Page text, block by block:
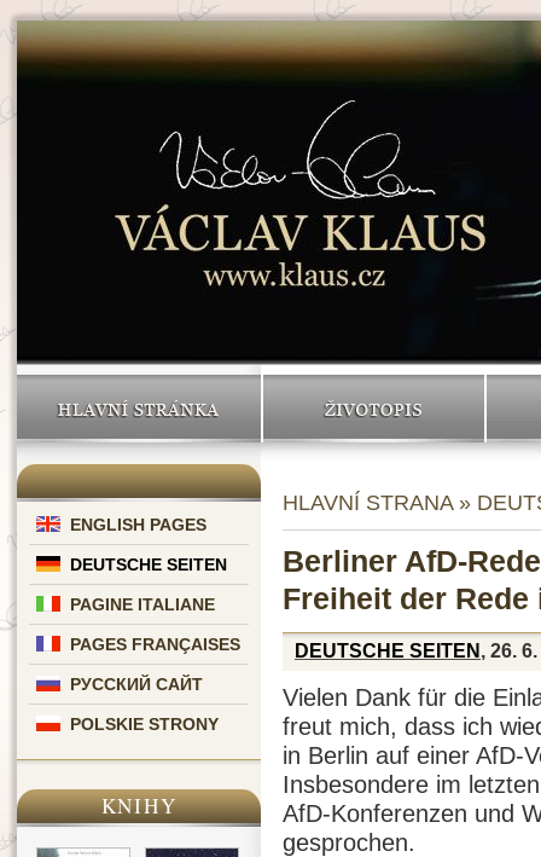
HLAVNÍ STRÁNKA ŽIVOTOPIS
ENGLISH PAGES
DEUTSCHE SEITEN
PAGINE ITALIANE
PAGES FRANÇAISES
РУССКИЙ САЙТ
POLSKIE STRONY
KNIHY
HLAVNÍ STRANA»
Berliner AfD-
Freiheit der Rede
DEUTSCHE SEITEN , 26.
Vielen Dank für die
freut mich, dass ich
in Berlin auf einer AfD-
Insbesondere im
AfD-Konferenzen und
gesprochen.